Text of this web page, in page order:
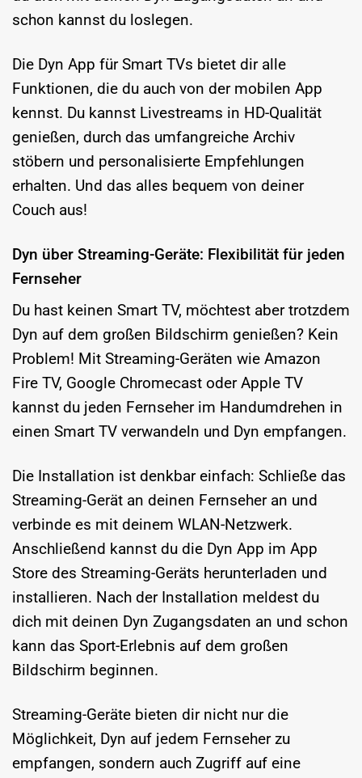
schon kannst du loslegen.
Die Dyn App für Smart TVs bietet dir alle
Funktionen, die du auch von der mobilen App
kennst. Du kannst Livestreams in HD-Qualität
genießen, durch das umfangreiche Archiv
stöbern und personalisierte Empfehlungen
erhalten. Und das alles bequem von deiner
Couch aus!
Dyn über Streaming-Geräte: Flexibilität für jeden
Fernseher
Du hast keinen Smart TV, möchtest aber trotzdem
Dyn auf dem großen Bildschirm genießen? Kein
Problem! Mit Streaming-Geräten wie Amazon
Fire TV, Google Chromecast oder Apple TV
kannst du jeden Fernseher im Handumdrehen in
einen Smart TV verwandeln und Dyn empfangen.
Die Installation ist denkbar einfach: Schließe das
Streaming-Gerät an deinen Fernseher an und
verbinde es mit deinem WLAN-Netzwerk.
Anschließend kannst du die Dyn App im App
Store des Streaming-Geräts herunterladen und
installieren. Nach der Installation meldest du
dich mit deinen Dyn Zugangsdaten an und schon
kann das Sport-Erlebnis auf dem großen
Bildschirm beginnen.
Streaming-Geräte bieten dir nicht nur die
Möglichkeit, Dyn auf jedem Fernseher zu
empfangen, sondern auch Zugriff auf eine